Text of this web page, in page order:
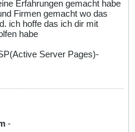
Erfahrungen gemacht habe
Firmen gemacht wo das
ich hoffe das ich dir mit
habe
Server Pages)-
-